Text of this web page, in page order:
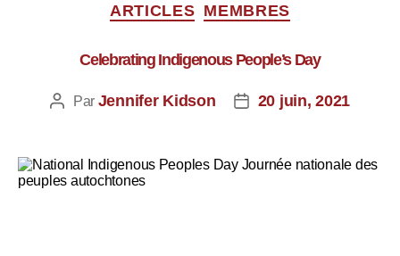
ARTICLES MEMBRES
Celebrating Indigenous People’s Day
Par Jennifer Kidson 20 juin, 2021